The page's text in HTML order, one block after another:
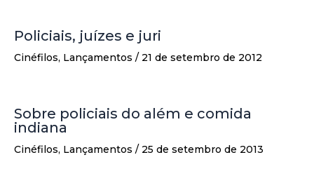
Policiais, juízes e juri
Cinéfilos, Lançamentos / 21 de setembro de 2012
Sobre policiais do além e comida
indiana
Cinéfilos, Lançamentos / 25 de setembro de 2013